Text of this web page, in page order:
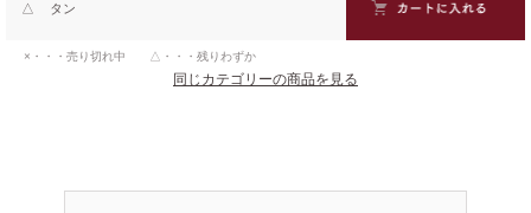
△ タン
×・・・売り切れ中 △・・・残りわずか
同じカテゴリーの商品を見る